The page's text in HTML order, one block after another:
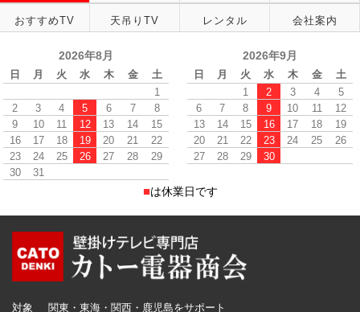
おすすめTV 天吊りTV レンタル 会社案内
2026年8月
日 月 火 水 木 金
土
1
2
3 4 5 6 7
8
9
10 11 12 13 14
15
16
17 18 19 20 21
22
23
24 25 26 27 28
29
30
31
2026年9月
日 月 火 水 木 金
土
1
2 3 4
5
6
7 8 9 10 11
12
13
14 15 16 17 18
19
20
21 22 23 24 25
26
27
28 29 30
■は休業日です
対象 関東・東海・関西・鹿児島をサポート